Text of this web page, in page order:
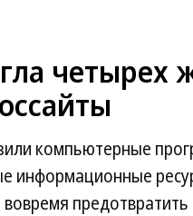
четырех
компьютерные
информационные